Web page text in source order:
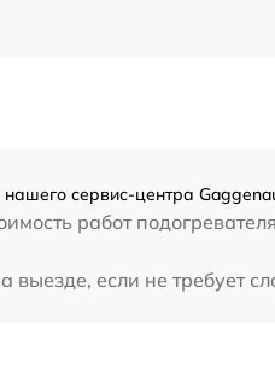
сервис-центра
работ
если не требует